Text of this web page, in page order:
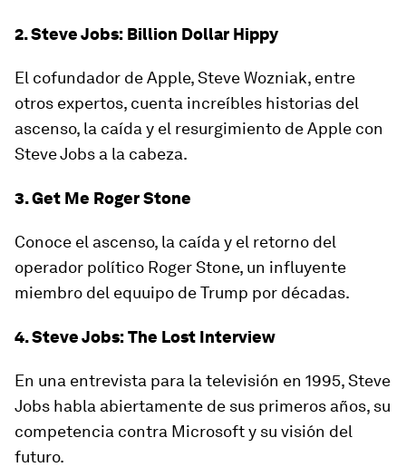
2. Steve Jobs: Billion Dollar Hippy
El cofundador de Apple, Steve Wozniak, entre
otros expertos, cuenta increíbles historias del
ascenso, la caída y el resurgimiento de Apple con
Steve Jobs a la cabeza.
3. Get Me Roger Stone
Conoce el ascenso, la caída y el retorno del
operador político Roger Stone, un influyente
miembro del equuipo de Trump por décadas.
4. Steve Jobs: The Lost Interview
En una entrevista para la televisión en 1995, Steve
Jobs habla abiertamente de sus primeros años, su
competencia contra Microsoft y su visión del
futuro.